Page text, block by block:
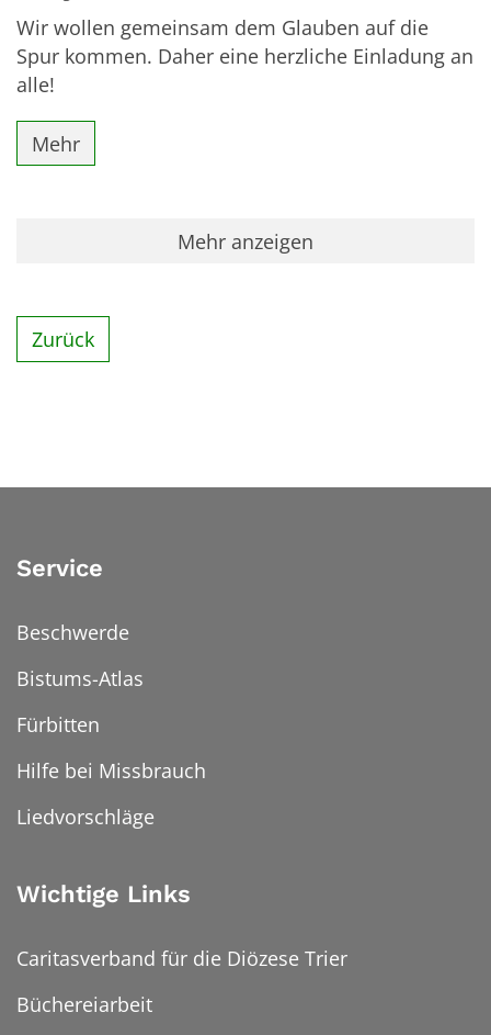
Wir wollen gemeinsam dem Glauben auf die
Spur kommen. Daher eine herzliche Einladung an
alle!
Mehr
Mehr anzeigen
Zurück
Service
Beschwerde
Bistums-Atlas
Fürbitten
Hilfe bei Missbrauch
Liedvorschläge
Wichtige Links
Caritasverband für die Diözese Trier
Büchereiarbeit